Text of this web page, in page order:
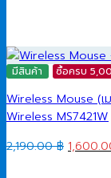
มีสินค้า ซื้อครบ
Wireless Mouse (เ
Wireless MS7421W
2,190.00฿ Original